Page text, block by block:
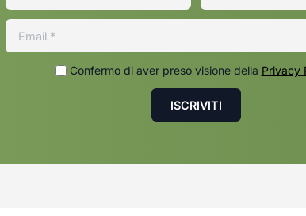
Confermo di aver preso visione della Privacy